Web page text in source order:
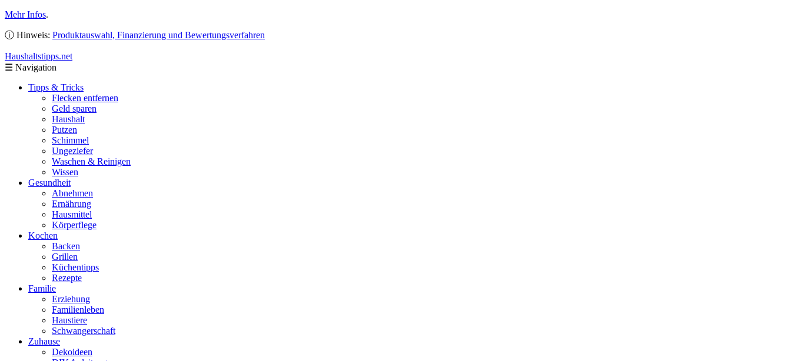
Mehr Infos.
ⓘ Hinweis: Produktauswahl, Finanzierung und Bewertungsverfahren
Haushaltstipps.net
☰ Navigation
Tipps & Tricks
Flecken entfernen
Geld sparen
Haushalt
Putzen
Schimmel
Ungeziefer
Waschen & Reinigen
Wissen
Gesundheit
Abnehmen
Ernährung
Hausmittel
Körperflege
Kochen
Backen
Grillen
Küchentipps
Rezepte
Familie
Erziehung
Familienleben
Haustiere
Schwangerschaft
Zuhause
Dekoideen